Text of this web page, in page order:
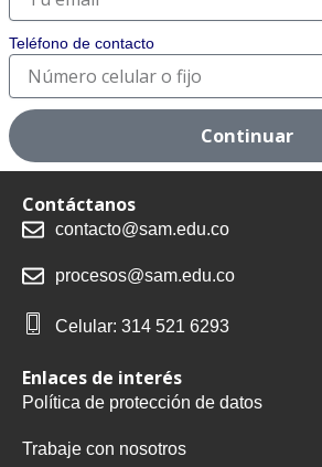
Teléfono de contacto
Continuar
Contáctanos
contacto@sam.edu.co
procesos@sam.edu.co
Celular: 314 521 6293
Enlaces de interés
Política de protección de datos
Trabaje con nosotros